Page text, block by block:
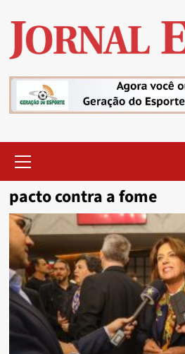
content
Menu
pacto contra a fome